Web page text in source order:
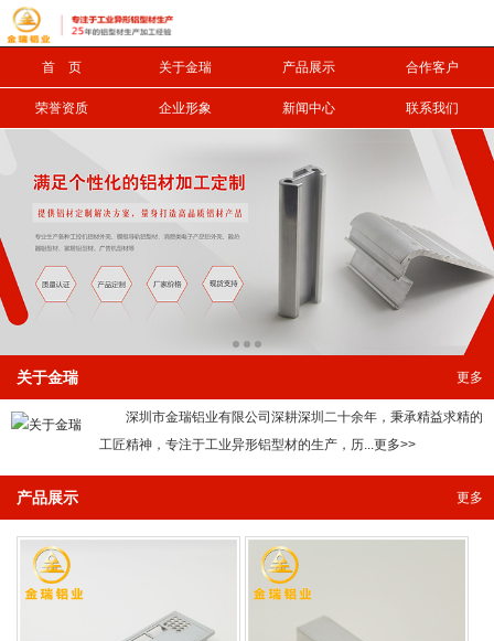
首 页 关于金瑞 产品展示 合作客户
荣誉资质 企业形象 新闻中心 联系我们
更多
关于金瑞
深圳市金瑞铝业有限公司深耕深圳二十余年，秉承精益求精的
工匠精神，专注于工业异形铝型材的生产，历...更多>>
更多
产品展示
信息搜索
搜索